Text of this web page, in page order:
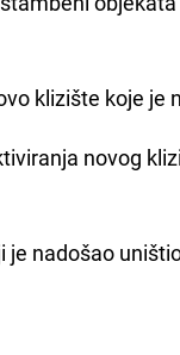
klizište koje je
novog
je nadošao